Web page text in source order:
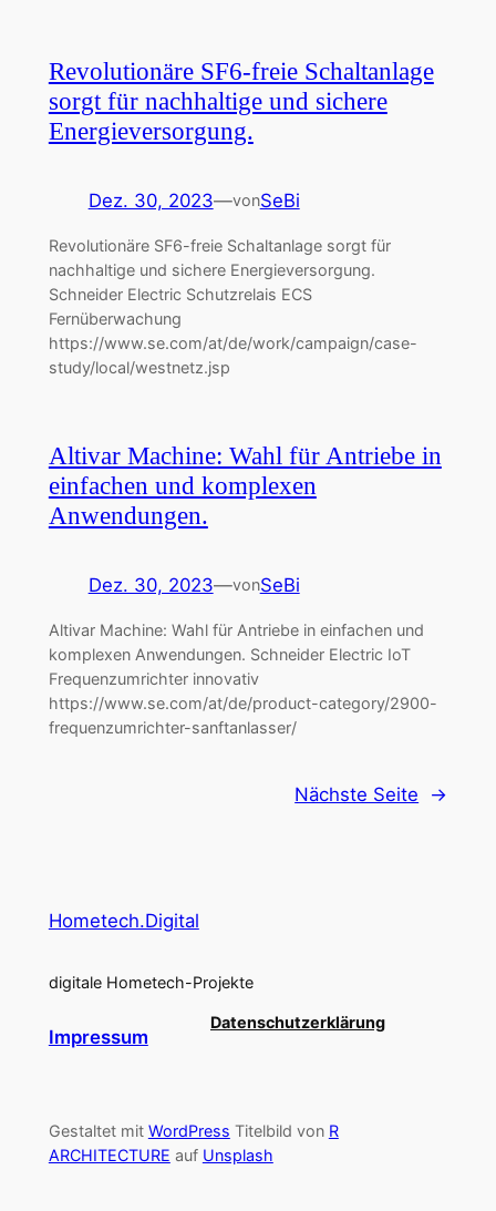
Revolutionäre SF6-freie Schaltanlage
sorgt für nachhaltige und sichere
Energieversorgung.
Dez. 30, 2023—vonSeBi
Revolutionäre SF6-freie Schaltanlage sorgt für
nachhaltige und sichere Energieversorgung.
Schneider Electric Schutzrelais ECS
Fernüberwachung
https://www.se.com/at/de/work/campaign/case-
study/local/westnetz.jsp
Altivar Machine: Wahl für Antriebe in
einfachen und komplexen
Anwendungen.
Dez. 30, 2023—vonSeBi
Altivar Machine: Wahl für Antriebe in einfachen und
komplexen Anwendungen. Schneider Electric IoT
Frequenzumrichter innovativ
https://www.se.com/at/de/product-category/2900-
frequenzumrichter-sanftanlasser/
Nächste Seite →
Hometech.Digital
digitale Hometech-Projekte
Impressum
Datenschutzerklärung
Gestaltet mit WordPress Titelbild von R
ARCHITECTURE auf Unsplash